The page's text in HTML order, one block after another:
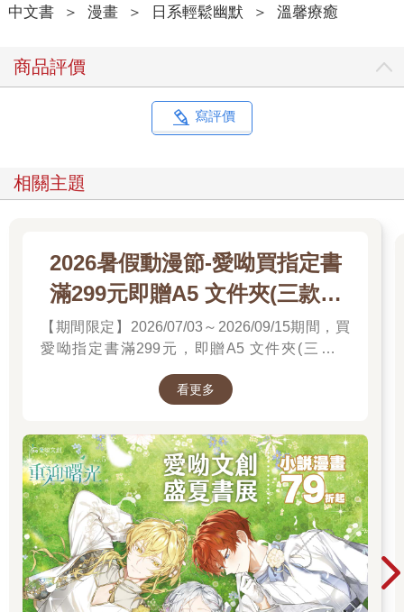
中文書 ＞ 漫畫 ＞ 日系輕鬆幽默 ＞ 溫馨療癒
商品評價
寫評價
相關主題
2026暑假動漫節-愛呦買指定書
滿299元即贈A5 文件夾(三款隨
機)
【期間限定】2026/07/03～2026/09/15期間，買
愛呦指定書滿299元，即贈A5 文件夾(三款隨
看更多